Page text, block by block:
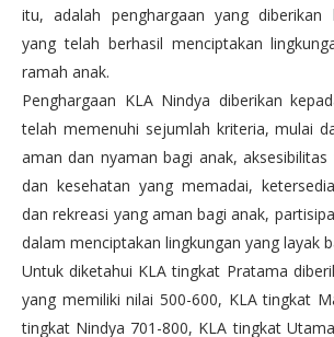
itu, adalah penghargaan yang diberikan
yang telah berhasil menciptakan
ramah anak.
Penghargaan KLA Nindya diberikan
telah memenuhi sejumlah kriteria, mulai
aman dan nyaman bagi anak, aksesibilitas
dan kesehatan yang memadai,
dan rekreasi yang aman bagi anak,
dalam menciptakan lingkungan yang layak
Untuk diketahui KLA tingkat Pratama
yang memiliki nilai 500-600, KLA tingkat
tingkat Nindya 701-800, KLA tingkat